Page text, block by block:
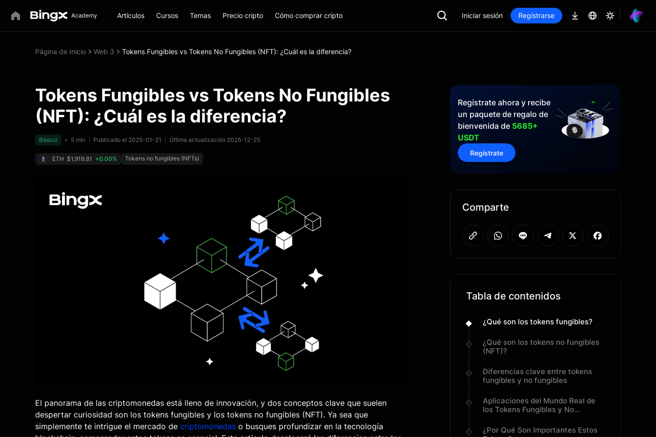
Artículos Cursos Temas Precio cripto Cómo comprar cripto Iniciar sesión Registrarse
Página de Inicio Web 3 Tokens Fungibles vs Tokens No Fungibles (NFT): ¿Cuál es la diferencia?
Tokens Fungibles vs Tokens No Fungibles
(NFT): ¿Cuál es la diferencia?
Básico 5 min Publicado el 2025-01-21 Última actualización 2025-12-25
ETH $1,919.81 +0.00% Tokens no fungibles (NFTs)
El panorama de las criptomonedas está lleno de innovación, y dos conceptos clave que suelen
despertar curiosidad son los tokens fungibles y los tokens no fungibles (NFT). Ya sea que
simplemente te intrigue el mercado de criptomonedas o busques profundizar en la tecnología
Regístrate ahora y recibe
un paquete de regalo de
bienvenida de 5685+
USDT
Regístrate
Comparte
Tabla de contenidos
¿Qué son los tokens fungibles?
¿Qué son los tokens no fungibles
(NFT)?
Diferencias clave entre tokens
fungibles y no fungibles
Aplicaciones del Mundo Real de
los Tokens Fungibles y No
¿Por Qué Son Importantes Estos